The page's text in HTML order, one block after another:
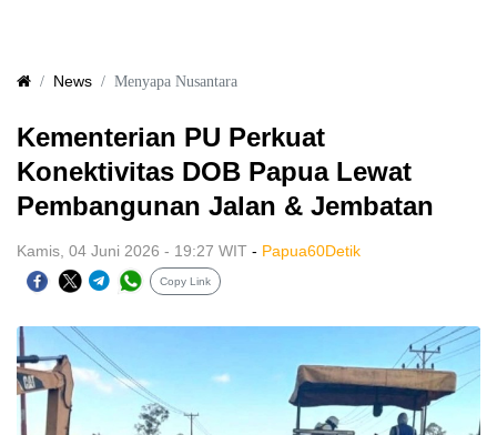
News Menyapa Nusantara
Kementerian PU Perkuat
Konektivitas DOB Papua Lewat
Pembangunan Jalan & Jembatan
Kamis, 04 Juni 2026 - 19:27 WIT - Papua60Detik
Copy Link